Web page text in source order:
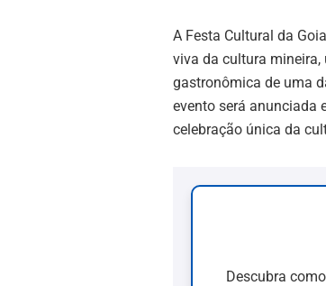
A Festa Cultural da
viva da cultura
gastronômica de uma
evento será anunciada
celebração única da
Descubra